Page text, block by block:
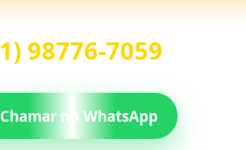
98776-7059
Chamar no WhatsApp